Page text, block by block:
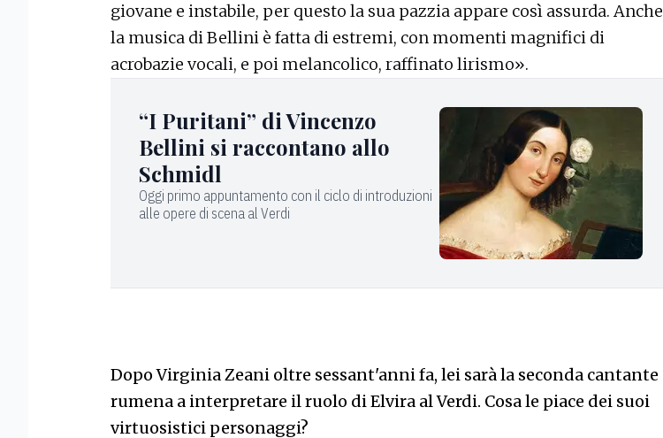
giovane e instabile, per questo la sua pazzia appare così assurda. Anche
la musica di Bellini è fatta di estremi, con momenti magnifici di
acrobazie vocali, e poi melancolico, raffinato lirismo».
“I Puritani” di Vincenzo
Bellini si raccontano allo
Schmidl
Oggi primo appuntamento con il ciclo di introduzioni
alle opere di scena al Verdi
Dopo Virginia Zeani oltre sessant'anni fa, lei sarà la seconda cantante
rumena a interpretare il ruolo di Elvira al Verdi. Cosa le piace dei suoi
virtuosistici personaggi?